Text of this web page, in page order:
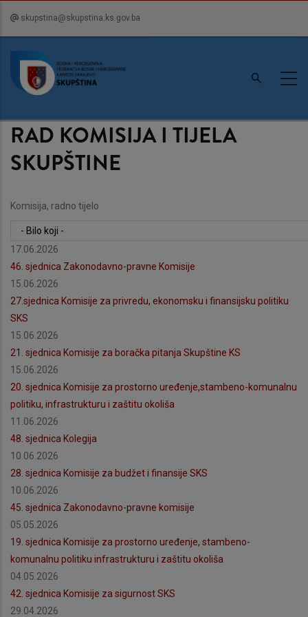
content
skupstina@skupstina.ks.gov.ba
RAD KOMISIJA I TIJELA
SKUPŠTINE
Komisija, radno tijelo
17.06.2026
46. sjednica Zakonodavno-pravne Komisije
15.06.2026
27.sjednica Komisije za privredu, ekonomsku i finansijsku politiku
SKS
15.06.2026
21. sjednica Komisije za boračka pitanja Skupštine KS
15.06.2026
20. sjednica Komisije za prostorno uređenje,stambeno-komunalnu
politiku, infrastrukturu i zaštitu okoliša
11.06.2026
48. sjednica Kolegija
10.06.2026
28. sjednica Komisije za budžet i finansije SKS
10.06.2026
45. sjednica Zakonodavno-pravne komisije
05.05.2026
19. sjednica Komisije za prostorno uređenje, stambeno-
komunalnu politiku infrastrukturu i zaštitu okoliša
04.05.2026
42. sjednica Komisije za sigurnost SKS
29.04.2026